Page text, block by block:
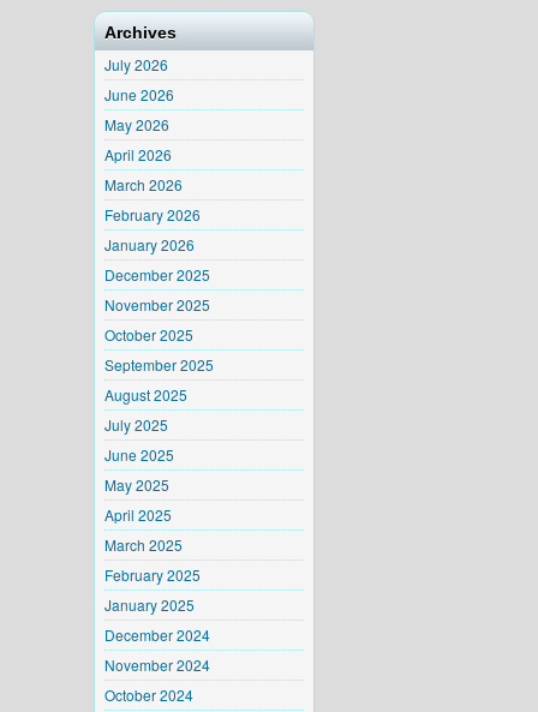
Archives
July 2026
June 2026
May 2026
April 2026
March 2026
February 2026
January 2026
December 2025
November 2025
October 2025
September 2025
August 2025
July 2025
June 2025
May 2025
April 2025
March 2025
February 2025
January 2025
December 2024
November 2024
October 2024